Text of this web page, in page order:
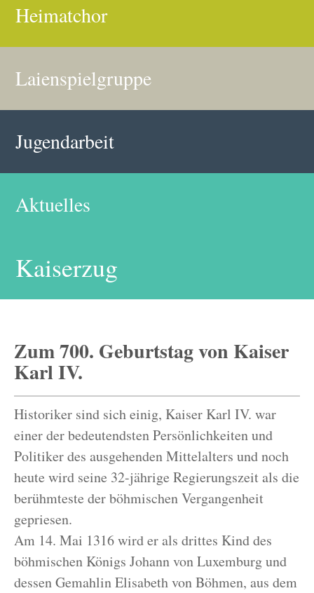
Heimatchor
Laienspielgruppe
Jugendarbeit
Aktuelles
Kaiserzug
Zum 700. Geburtstag von Kaiser
Karl IV.
Historiker sind sich einig, Kaiser Karl IV. war
einer der bedeutendsten Persönlichkeiten und
Politiker des ausgehenden Mittelalters und noch
heute wird seine 32-jährige Regierungszeit als die
berühmteste der böhmischen Vergangenheit
gepriesen.
Am 14. Mai 1316 wird er als drittes Kind des
böhmischen Königs Johann von Luxemburg und
dessen Gemahlin Elisabeth von Böhmen, aus dem